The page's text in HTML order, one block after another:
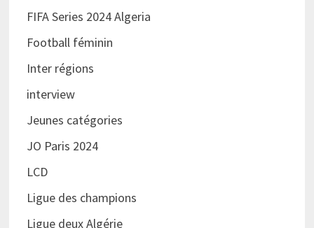
FIFA Series 2024 Algeria
Football féminin
Inter régions
interview
Jeunes catégories
JO Paris 2024
LCD
Ligue des champions
Ligue deux Algérie